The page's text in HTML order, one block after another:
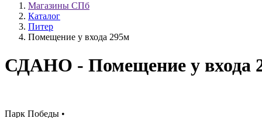
Магазины СПб
Каталог
Питер
Помещение у входа 295м
СДАНО - Помещение у входа
Парк Победы •